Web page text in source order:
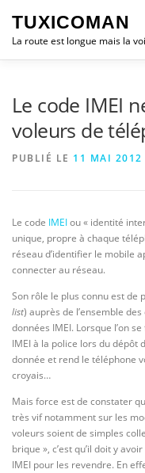
contenu
TUXICOMAN
La route est longue mais la
Le code IMEI
voleurs de
PUBLIÉ LE 11 MAI 2012
Le code IMEIou « identité
unique, propre à chaque
réseau d’identifier le mobile
connecter au réseau.
Son rôle le plus connu est de
list) auprès de l’ensemble
données IMEI. Lorsque l’on
IMEI à la police lors du dépôt
donnée et rend le téléphone
croyais…
Mais force est de constater
très vif notamment sur les
voleurs soient de simples
brique », c’est qu’il doit y
IMEI pour les revendre. En